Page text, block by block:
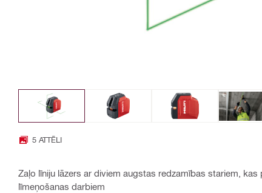
5 ATTĒLI
Zaļo līniju lāzers ar diviem augstas redzamības stariem, kas
līmeņošanas darbiem